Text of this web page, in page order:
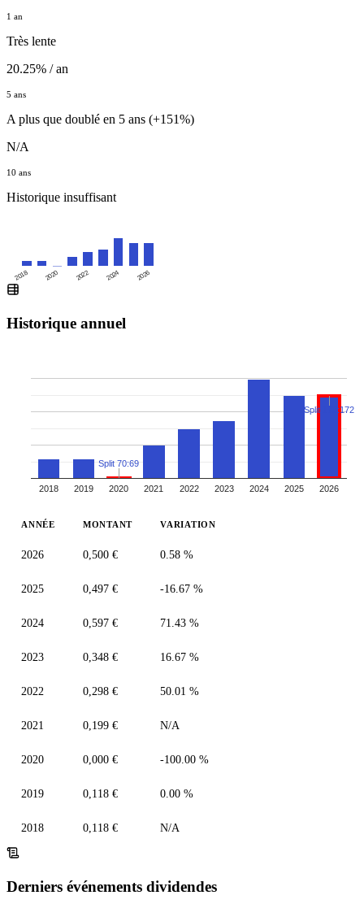
1 an
Très lente
20.25% / an
5 ans
A plus que doublé en 5 ans (+151%)
N/A
10 ans
Historique insuffisant
2018 2020 2022 2024 2026
Historique annuel
2018 2019 2020 2021 2022 2023 2024 2025 2026
Split 70:69
Split 173:172
ANNÉE MONTANT VARIATION
2026 0,500 € 0.58 %
2025 0,497 € -16.67 %
2024 0,597 € 71.43 %
2023 0,348 € 16.67 %
2022 0,298 € 50.01 %
2021 0,199 € N/A
2020 0,000 € -100.00 %
2019 0,118 € 0.00 %
2018 0,118 € N/A
Derniers événements dividendes